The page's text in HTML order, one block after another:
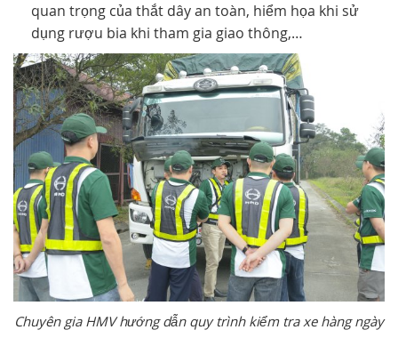
quan trọng của thắt dây an toàn, hiểm họa khi sử
dụng rượu bia khi tham gia giao thông,…
Chuyên gia HMV hướng dẫn quy trình kiểm tra xe hàng ngày